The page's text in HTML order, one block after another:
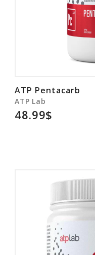
ATP Pentacarb
ATP Lab
48.99$